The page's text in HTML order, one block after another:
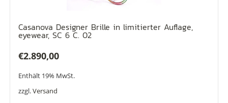
Casanova Designer Brille in limitierter Auflage,
eyewear, SC 6 C. 02
€2.890,00
Enthält 19% MwSt.
zzgl.Versand